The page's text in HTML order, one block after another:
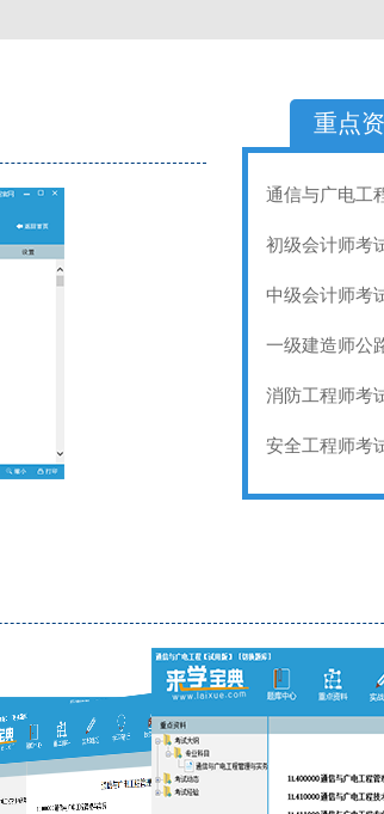
重点
通信与广电工
初级会计师考
中级会计师考
一级建造师公
消防工程师考
安全工程师考